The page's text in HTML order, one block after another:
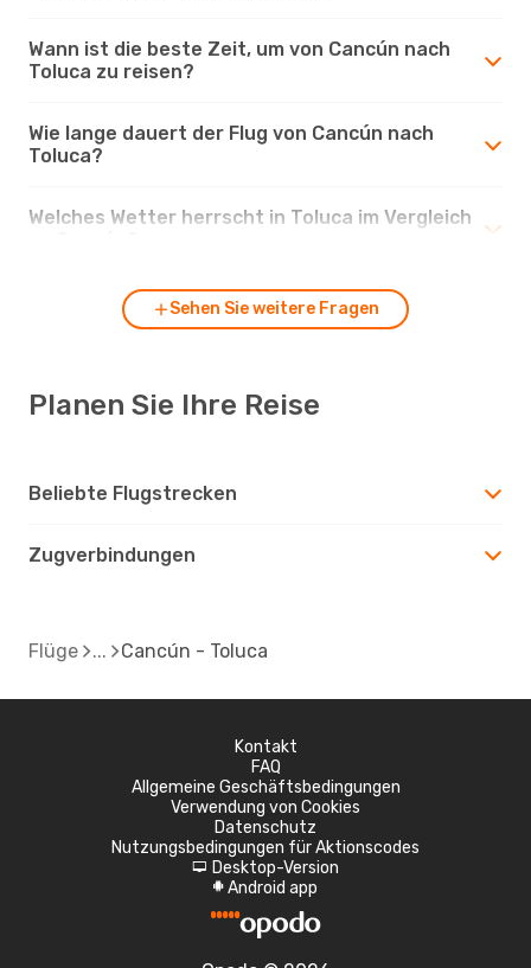
Wann ist die beste Zeit, um von Cancún nach
Toluca zu reisen?
Wie lange dauert der Flug von Cancún nach
Toluca?
Welches Wetter herrscht in Toluca im Vergleich
Sehen Sie weitere Fragen
Planen Sie Ihre Reise
Beliebte Flugstrecken
Zugverbindungen
Flüge Cancún - Toluca
Kontakt
FAQ
Allgemeine Geschäftsbedingungen
Verwendung von Cookies
Datenschutz
Nutzungsbedingungen für Aktionscodes
d Desktop-Version
A Android app